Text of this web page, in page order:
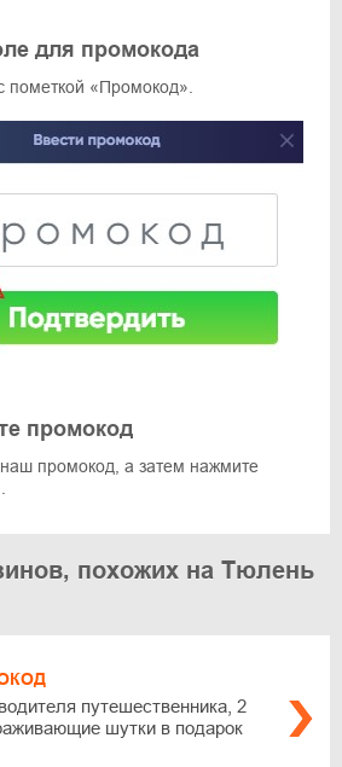
для промокода
пометкой «Промокод».
промокод
промокод, а затем нажмите
похожих на Тюлень
путешественника, 2
шутки в подарок